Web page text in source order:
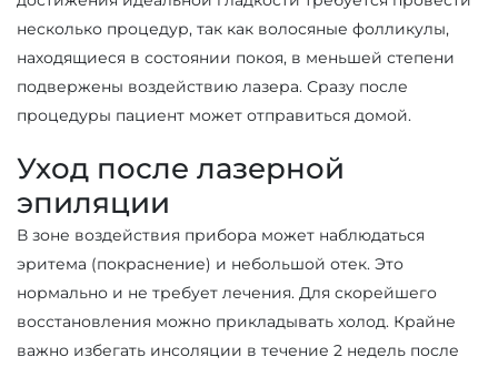
несколько процедур, так как волосяные фолликулы,
находящиеся в состоянии покоя, в меньшей степени
подвержены воздействию лазера. Сразу после
процедуры пациент может отправиться домой.
Уход после лазерной
эпиляции
В зоне воздействия прибора может наблюдаться
эритема (покраснение) и небольшой отек. Это
нормально и не требует лечения. Для скорейшего
восстановления можно прикладывать холод. Крайне
важно избегать инсоляции в течение 2 недель после